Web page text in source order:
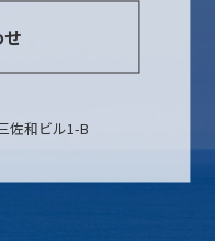
佐和ビル1-B